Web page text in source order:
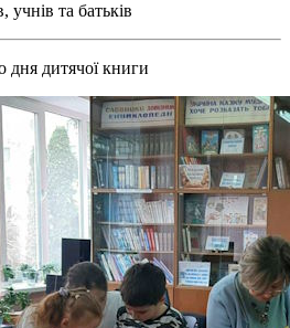
та батьків
дитячої книги